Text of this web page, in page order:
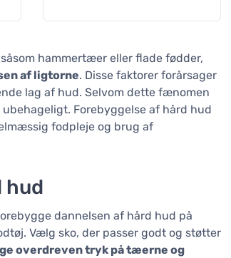
hammertæer eller flade fødder,
af ligtorne. Disse faktorer forårsager
lag af hud. Selvom dette fænomen
Forebyggelse af hård hud
fodpleje og brug af
hud
dannelsen af hård hud på
Vælg sko, der passer godt og støtter
overdreven tryk på tæerne og